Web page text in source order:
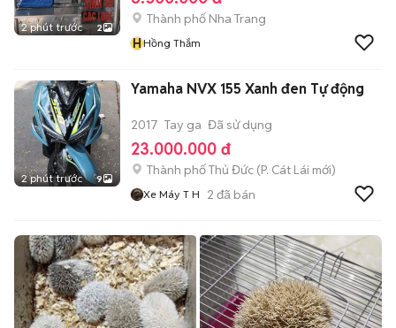
2 phút trước 2
Thành phố Nha Trang
HHồng Thắm
2 phút trước 9
Yamaha NVX 155 Xanh đen Tự động
2017 Tay ga Đã sử dụng
23.000.000 đ
Thành phố Thủ Đức (P. Cát Lái mới)
Xe Máy T H 2 đã bán